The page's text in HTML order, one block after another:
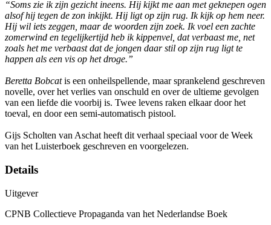
“Soms zie ik zijn gezicht ineens. Hij kijkt me aan met geknepen ogen
alsof hij tegen de zon inkijkt. Hij ligt op zijn rug. Ik kijk op hem neer.
Hij wil iets zeggen, maar de woorden zijn zoek. Ik voel een zachte
zomerwind en tegelijkertijd heb ik kippenvel, dat verbaast me, net
zoals het me verbaast dat de jongen daar stil op zijn rug ligt te
happen als een vis op het droge.”
Beretta Bobcatis een onheilspellende, maar sprankelend geschreven
novelle, over het verlies van onschuld en over de ultieme gevolgen
van een liefde die voorbij is. Twee levens raken elkaar door het
toeval, en door een semi-automatisch pistool.
Gijs Scholten van Aschat heeft dit verhaal speciaal voor de Week
van het Luisterboek geschreven en voorgelezen.
Details
Uitgever
CPNB Collectieve Propaganda van het Nederlandse Boek